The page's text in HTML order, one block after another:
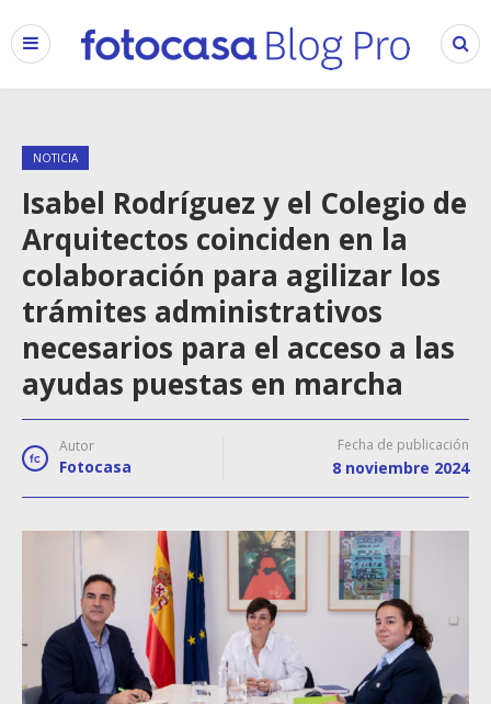
NOTICIA
Isabel Rodríguez y el Colegio de
Arquitectos coinciden en la
colaboración para agilizar los
trámites administrativos
necesarios para el acceso a las
ayudas puestas en marcha
Autor
Fotocasa
Fecha de publicación
8 noviembre 2024